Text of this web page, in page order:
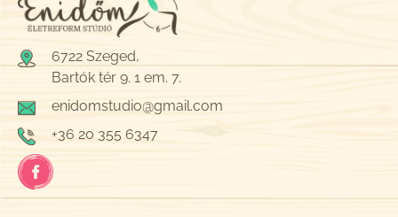
6722 Szeged,
Bartók tér 9. 1 em. 7.
enidomstudio@gmail.com
+36 20 355 6347